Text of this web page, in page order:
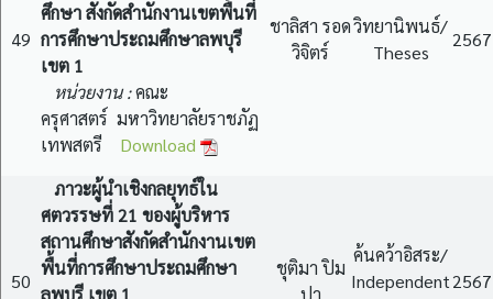
49
ศึกษา สังกัดสำนักงานเขตพื้นที่
การศึกษาประถมศึกษาลพบุรี
เขต 1
หน่วยงาน :คณะ
ครุศาสตร์ มหาวิทยาลัยราชภัฏ
เทพสตรี Download
ชาลิสา รอด
วิจิตร์
วิทยานิพนธ์/
Theses
2567
50
ภาวะผู้นำเชิงกลยุทธ์ใน
ศตวรรษที่ 21 ของผู้บริหาร
สถานศึกษาสังกัดสำนักงานเขต
พื้นที่การศึกษาประถมศึกษา
ลพบุรี เขต 1
ชุติมา ปิม
ปา
ค้นคว้าอิสระ/
Independent2567